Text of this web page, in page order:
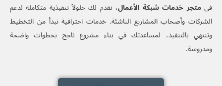
فيمتجر خدمات شبكة الأعمال، نقدم لك حلولاً تنفيذية متكاملة لدعم
الشركات وأصحاب المشاريع الناشئة. خدمات احترافية تبدأ من التخطيط
وتنتهي بالتنفيذ، لمساعدتك في بناء مشروع ناجح بخطوات واضحة
ومدروسة.